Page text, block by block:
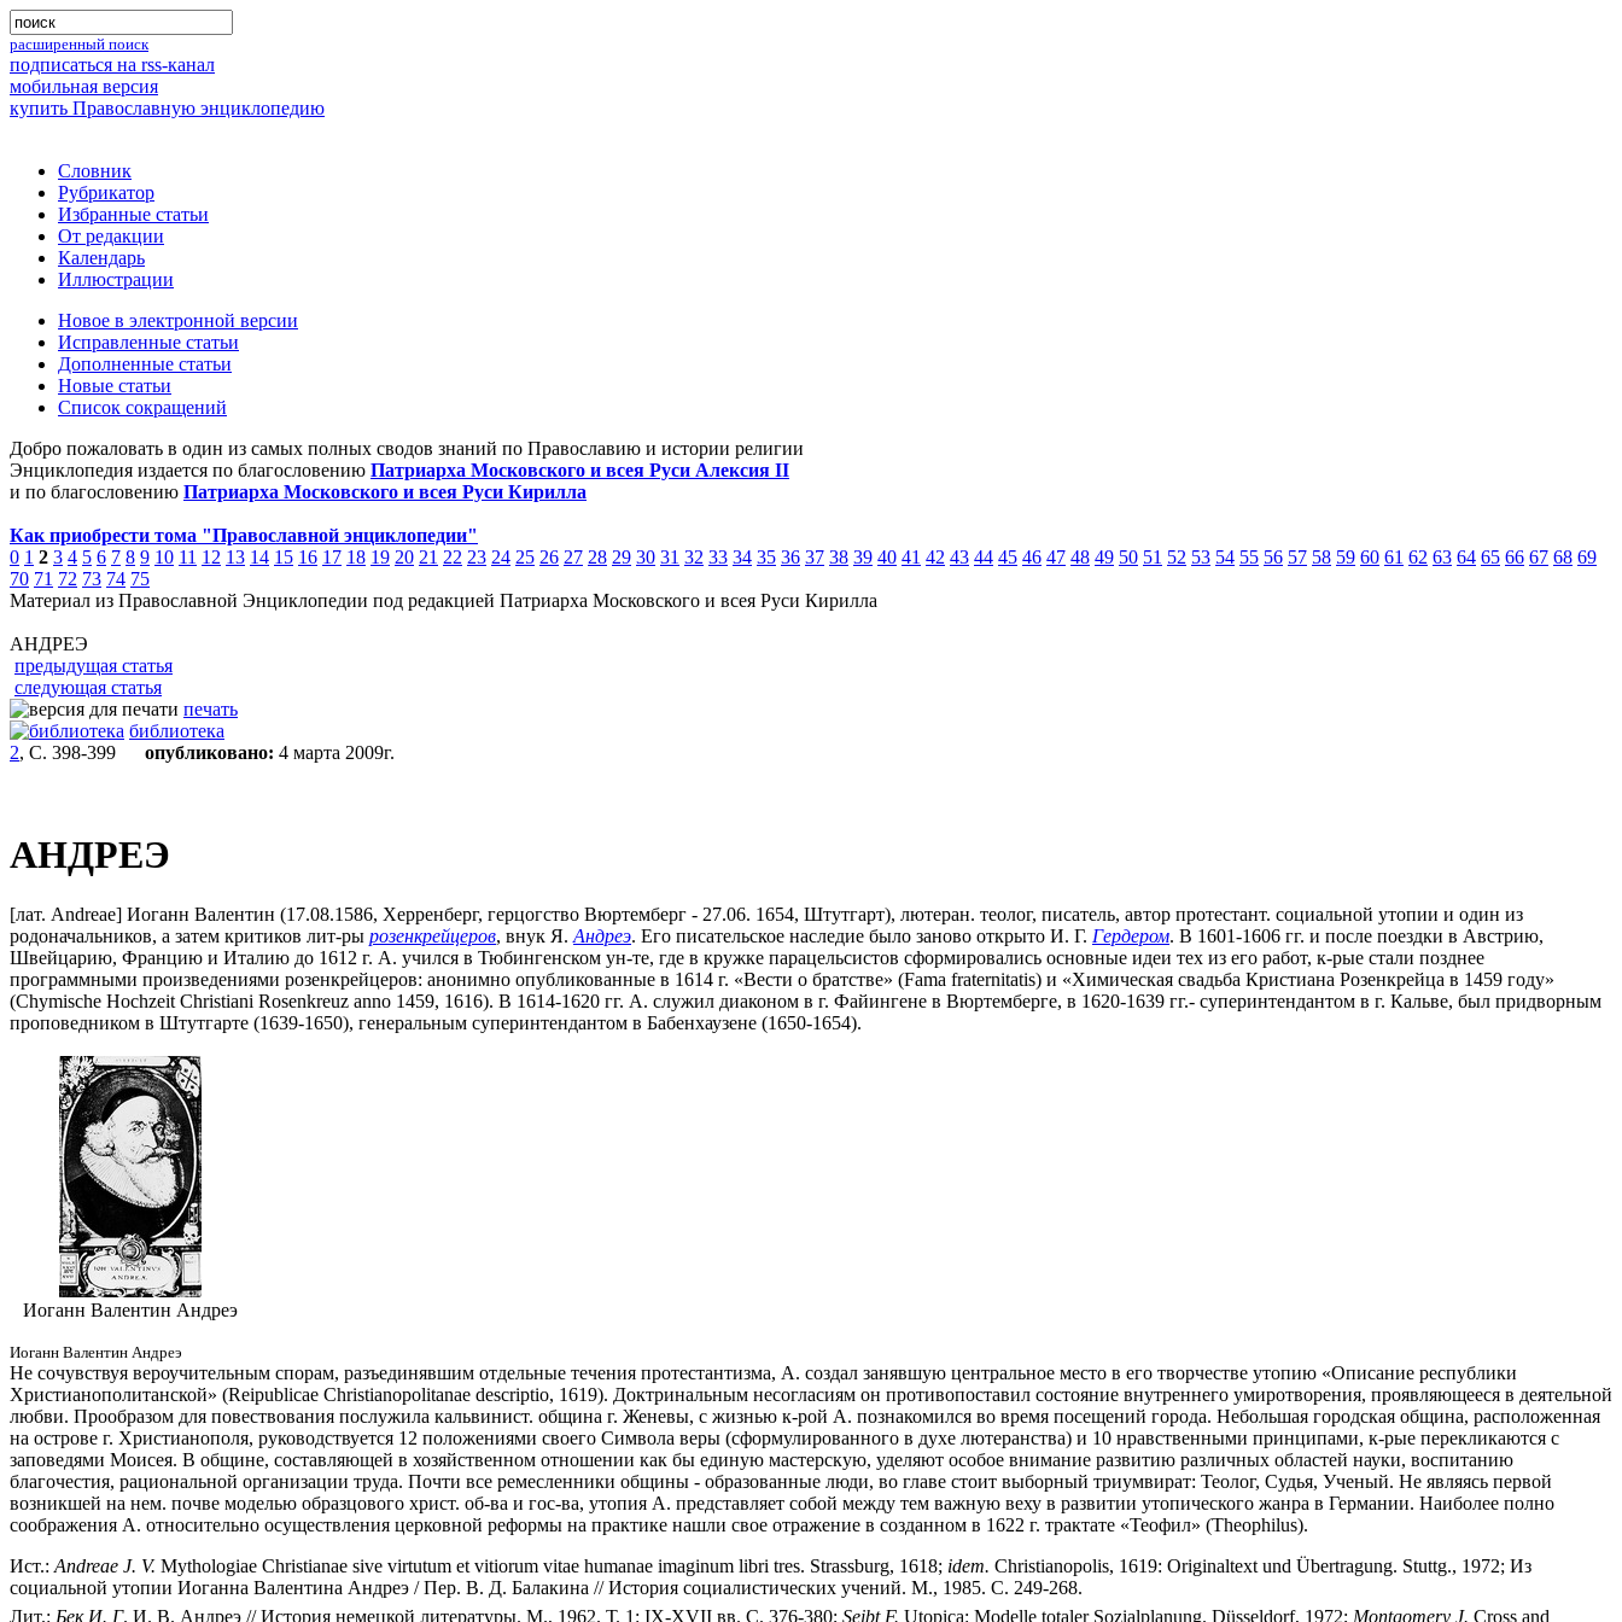
расширенный поиск
подписаться на rss-канал
мобильная версия
купить Православную энциклопедию
Словник
Рубрикатор
Избранные статьи
От редакции
Календарь
Иллюстрации
Новое в электронной версии
Исправленные статьи
Дополненные статьи
Новые статьи
Список сокращений
Добро пожаловать в один из самых полных сводов знаний по Православию и истории религии
Энциклопедия издается по благословению Патриарха Московского и всея Руси Алексия II
и по благословению Патриарха Московского и всея Руси Кирилла
Как приобрести тома "Православной энциклопедии"
0 1 2 3 4 5 6 7 8 9 10 11 12 13 14 15 16 17 18 19 20 21 22 23 24 25 26 27 28 29 30 31 32 33 34 35 36 37 38 39 40 41 42 43 44 45 46 47 48 49 50 51 52 53 54 55 56 57 58 59 60 61 62 63 64 65 66 67 68 69
70 71 72 73 74 75
Материал из Православной Энциклопедии под редакцией Патриарха Московского и всея Руси Кирилла
АНДРЕЭ
предыдущая статья
следующая статья
печать
библиотека
2, С. 398-399 опубликовано: 4 марта 2009г.
АНДРЕЭ
[лат. Andreae] Иоганн Валентин (17.08.1586, Херренберг, герцогство Вюртемберг - 27.06. 1654, Штутгарт), лютеран. теолог, писатель, автор протестант. социальной утопии и один из
родоначальников, а затем критиков лит-ры розенкрейцеров, внук Я. Андреэ. Его писательское наследие было заново открыто И. Г. Гердером. В 1601-1606 гг. и после поездки в Австрию,
Швейцарию, Францию и Италию до 1612 г. А. учился в Тюбингенском ун-те, где в кружке парацельсистов сформировались основные идеи тех из его работ, к-рые стали позднее
программными произведениями розенкрейцеров: анонимно опубликованные в 1614 г. «Вести о братстве» (Fama fraternitatis) и «Химическая свадьба Кристиана Розенкрейца в 1459 году»
(Chymische Hochzeit Christiani Rosenkreuz anno 1459, 1616). В 1614-1620 гг. А. служил диаконом в г. Файингене в Вюртемберге, в 1620-1639 гг.- суперинтендантом в г. Кальве, был придворным
проповедником в Штутгарте (1639-1650), генеральным суперинтендантом в Бабенхаузене (1650-1654).
Иоганн Валентин Андреэ
Иоганн Валентин Андреэ
Не сочувствуя вероучительным спорам, разъединявшим отдельные течения протестантизма, А. создал занявшую центральное место в его творчестве утопию «Описание республики
Христианополитанской» (Reipublicae Christianopolitanae descriptio, 1619). Доктринальным несогласиям он противопоставил состояние внутреннего умиротворения, проявляющееся в деятельной
любви. Прообразом для повествования послужила кальвинист. община г. Женевы, с жизнью к-рой А. познакомился во время посещений города. Небольшая городская община, расположенная
на острове г. Христианополя, руководствуется 12 положениями своего Символа веры (сформулированного в духе лютеранства) и 10 нравственными принципами, к-рые перекликаются с
заповедями Моисея. В общине, составляющей в хозяйственном отношении как бы единую мастерскую, уделяют особое внимание развитию различных областей науки, воспитанию
благочестия, рациональной организации труда. Почти все ремесленники общины - образованные люди, во главе стоит выборный триумвират: Теолог, Судья, Ученый. Не являясь первой
возникшей на нем. почве моделью образцового христ. об-ва и гос-ва, утопия А. представляет собой между тем важную веху в развитии утопического жанра в Германии. Наиболее полно
соображения А. относительно осуществления церковной реформы на практике нашли свое отражение в созданном в 1622 г. трактате «Теофил» (Theophilus).
Ист.: Andreae J. V. Mythologiae Christianae sive virtutum et vitiorum vitae humanae imaginum libri tres. Strassburg, 1618; idem. Christianopolis, 1619: Originaltext und Übertragung. Stuttg., 1972; Из
социальной утопии Иоганна Валентина Андреэ / Пер. В. Д. Балакина // История социалистических учений. М., 1985. С. 249-268.
Лит.: Бек И. Г. И. В. Андреэ // История немецкой литературы. М., 1962. Т. 1: IX-XVII вв. С. 376-380; Seibt F. Utopica: Modelle totaler Sozialplanung. Düsseldorf, 1972; Montgomery J. Cross and